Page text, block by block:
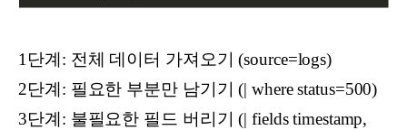
1단계: 전체 데이터 가져오기 (source=logs)
2단계: 필요한 부분만 남기기 (| where status=500)
3단계: 불필요한 필드 버리기 (| fields timestamp,